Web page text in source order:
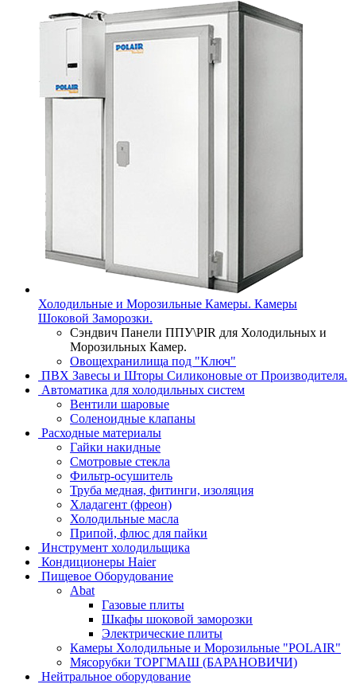
Холодильные и Морозильные Камеры. Камеры
Шоковой Заморозки.
Сэндвич Панели ППУ\PIR для Холодильных и
Морозильных Камер.
Овощехранилища под "Ключ"
ПВХ Завесы и Шторы Силиконовые от Производителя.
Автоматика для холодильных систем
Вентили шаровые
Соленоидные клапаны
Расходные материалы
Гайки накидные
Смотровые стекла
Фильтр-осушитель
Труба медная, фитинги, изоляция
Хладагент (фреон)
Холодильные масла
Припой, флюс для пайки
Инструмент холодильщика
Кондиционеры Haier
Пищевое Оборудование
Abat
Газовые плиты
Шкафы шоковой заморозки
Электрические плиты
Камеры Холодильные и Морозильные "POLAIR"
Мясорубки ТОРГМАШ (БАРАНОВИЧИ)
Нейтральное оборудование